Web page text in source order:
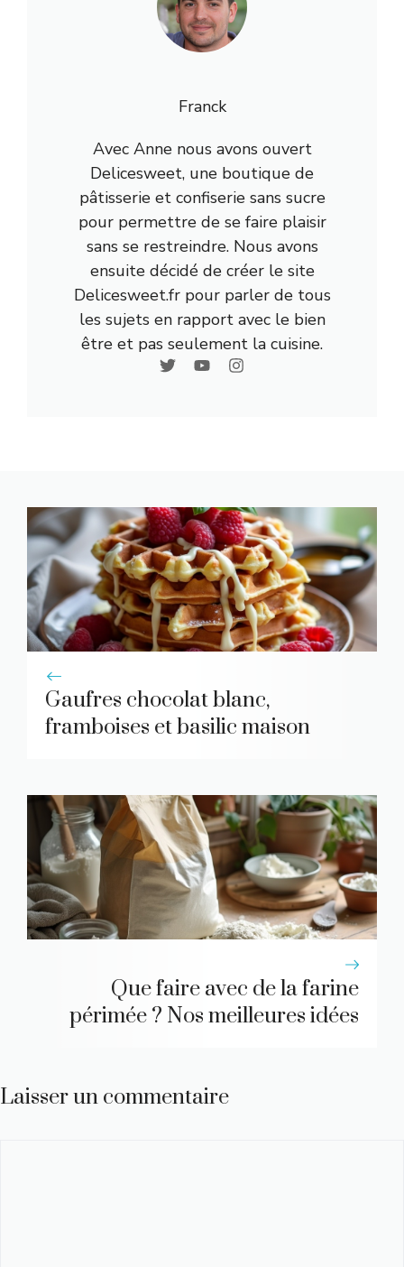
Franck
Avec Anne nous avons ouvert
Delicesweet, une boutique de
pâtisserie et confiserie sans sucre
pour permettre de se faire plaisir
sans se restreindre. Nous avons
ensuite décidé de créer le site
Delicesweet.fr pour parler de tous
les sujets en rapport avec le bien
être et pas seulement la cuisine.
Gaufres chocolat blanc,
framboises et basilic maison
Que faire avec de la farine
périmée ? Nos meilleures idées
Laisser un commentaire